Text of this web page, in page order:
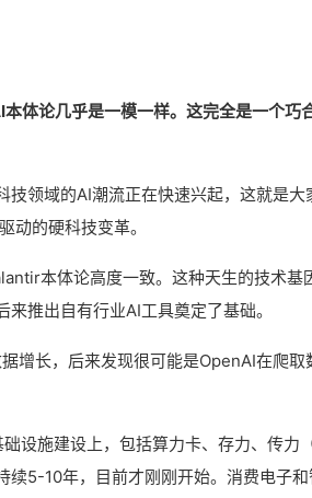
体论几乎是一模一样。这完全是一个巧合
技领域的AI潮流正在快速兴起，这就是大
动的硬科技变革。
本体论高度一致。这种天生的技术基
推出自有行业AI工具奠定了基础。
增长，后来发现很可能是OpenAI在爬取
设施建设上，包括算力卡、存力、传力
续5-10年，目前才刚刚开始。消费电子和